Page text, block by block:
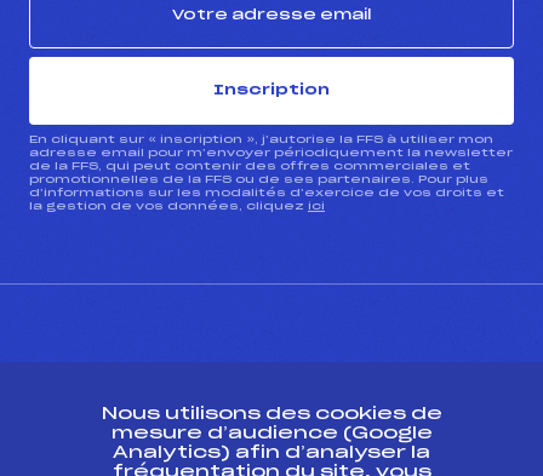
Inscription
En cliquant sur « inscription », j’autorise la FFS à utiliser mon
adresse email pour m’envoyer périodiquement la newsletter
de la FFS, qui peut contenir des offres commerciales et
promotionnelles de la FFS ou de ses partenaires. Pour plus
d’informations sur les modalités d’exercice de vos droits et
la gestion de vos données, cliquez ici
Nous utilisons des cookies de
mesure d’audience (Google
Analytics) afin d’analyser la
fréquentation du site, vous